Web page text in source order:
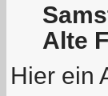
Alte
Hier ein